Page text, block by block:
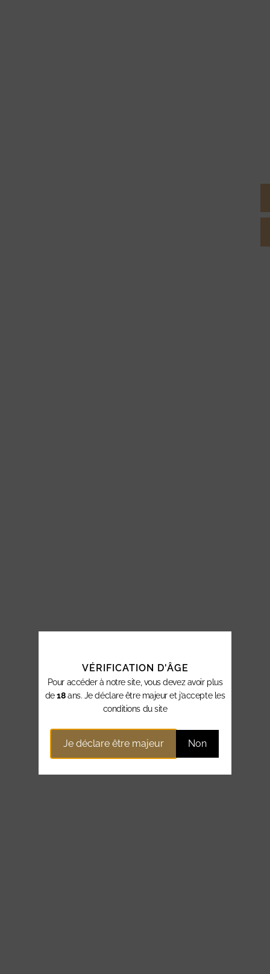
VÉRIFICATION D'ÂGE
Pour accéder à notre site, vous devez avoir plus
de18ans. Je déclare être majeur et j’accepte les
conditions du site
Je déclare être majeur Non